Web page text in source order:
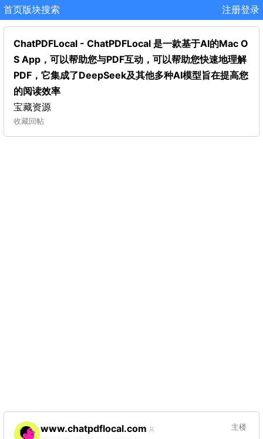
首页版块搜索 注册登录
ChatPDFLocal - ChatPDFLocal 是一款基于AI的Mac O
S App，可以帮助您与PDF互动，可以帮助您快速地理解
PDF，它集成了DeepSeek及其他多种AI模型旨在提高您
的阅读效率
宝藏资源
收藏回帖
www.chatpdflocal.com 主楼